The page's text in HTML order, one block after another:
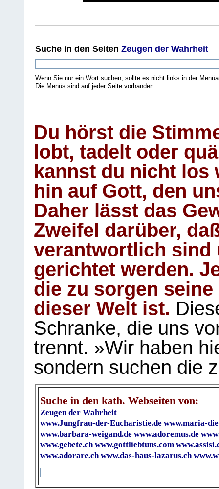
Suche in den Seiten Zeugen der Wahrheit
Wenn Sie nur ein Wort suchen, sollte es nicht links in der
Die Menüs sind auf jeder Seite vorhanden..
Du hörst die
lobt, tadelt oder
kannst du nicht los
hin auf Gott, den
Daher lässt das
Zweifel darüber,
verantwortlich sind
gerichtet werden.
die zu sorgen
dieser Welt ist.
Schranke, die uns
trennt. »Wir haben
sondern suchen die
Suche in den kath. Webseiten von:
Zeugen der Wahrheit
www.Jungfrau-der-Eucharistie.de www.maria-
www.barbara-weigand.de www.adoremus.de
www.gebete.ch www.gottliebtuns.com
www.adorare.ch www.das-haus-lazarus.ch